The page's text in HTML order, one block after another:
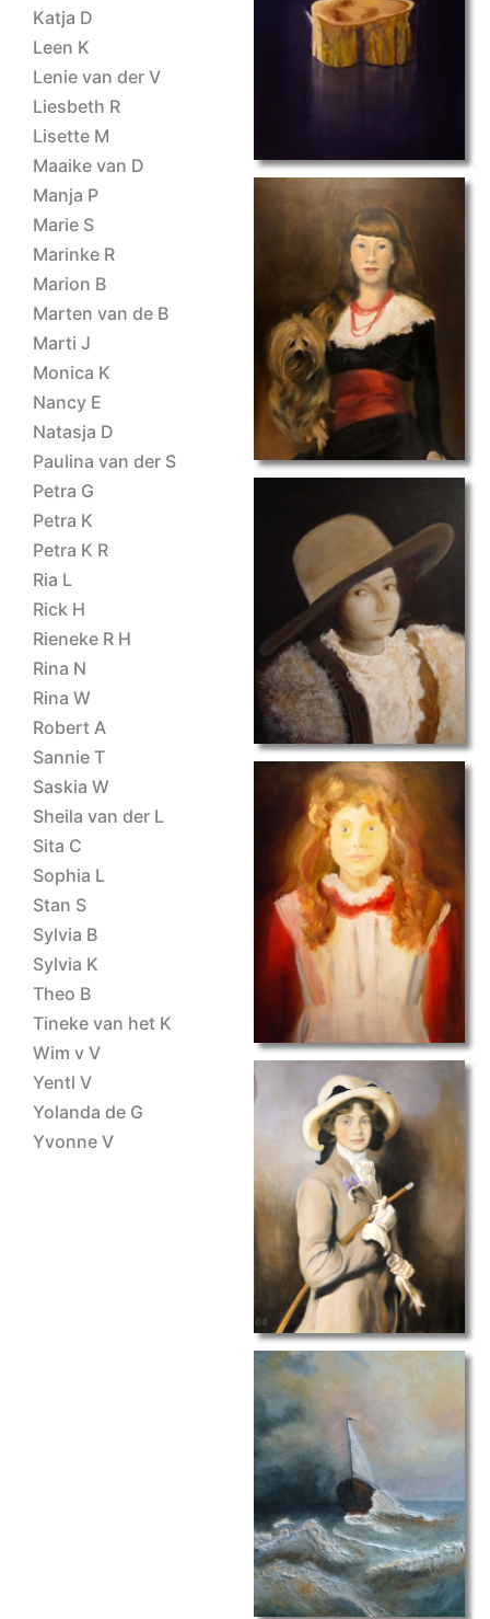
Katja D
Leen K
Lenie van der V
Liesbeth R
Lisette M
Maaike van D
Manja P
Marie S
Marinke R
Marion B
Marten van de B
Marti J
Monica K
Nancy E
Natasja D
Paulina van der S
Petra G
Petra K
Petra K R
Ria L
Rick H
Rieneke R H
Rina N
Rina W
Robert A
Sannie T
Saskia W
Sheila van der L
Sita C
Sophia L
Stan S
Sylvia B
Sylvia K
Theo B
Tineke van het K
Wim v V
Yentl V
Yolanda de G
Yvonne V
main
portret II
portret IX
portret VIII
relief